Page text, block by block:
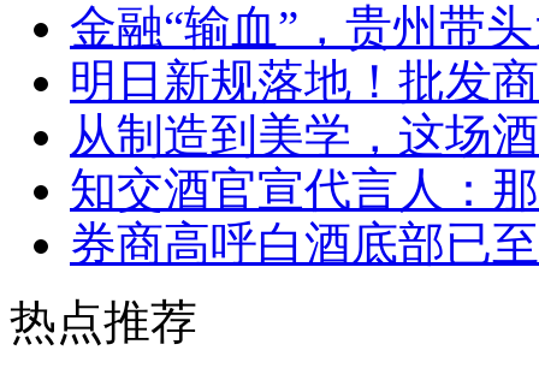
金融“输血”，贵州带
明日新规落地！批发
从制造到美学，这场
知交酒官宣代言人：
券商高呼白酒底部已
热点推荐